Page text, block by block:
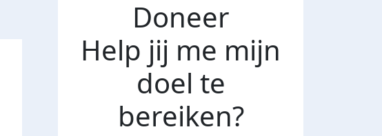
Doneer
Help jij me mijn
doel te
bereiken?